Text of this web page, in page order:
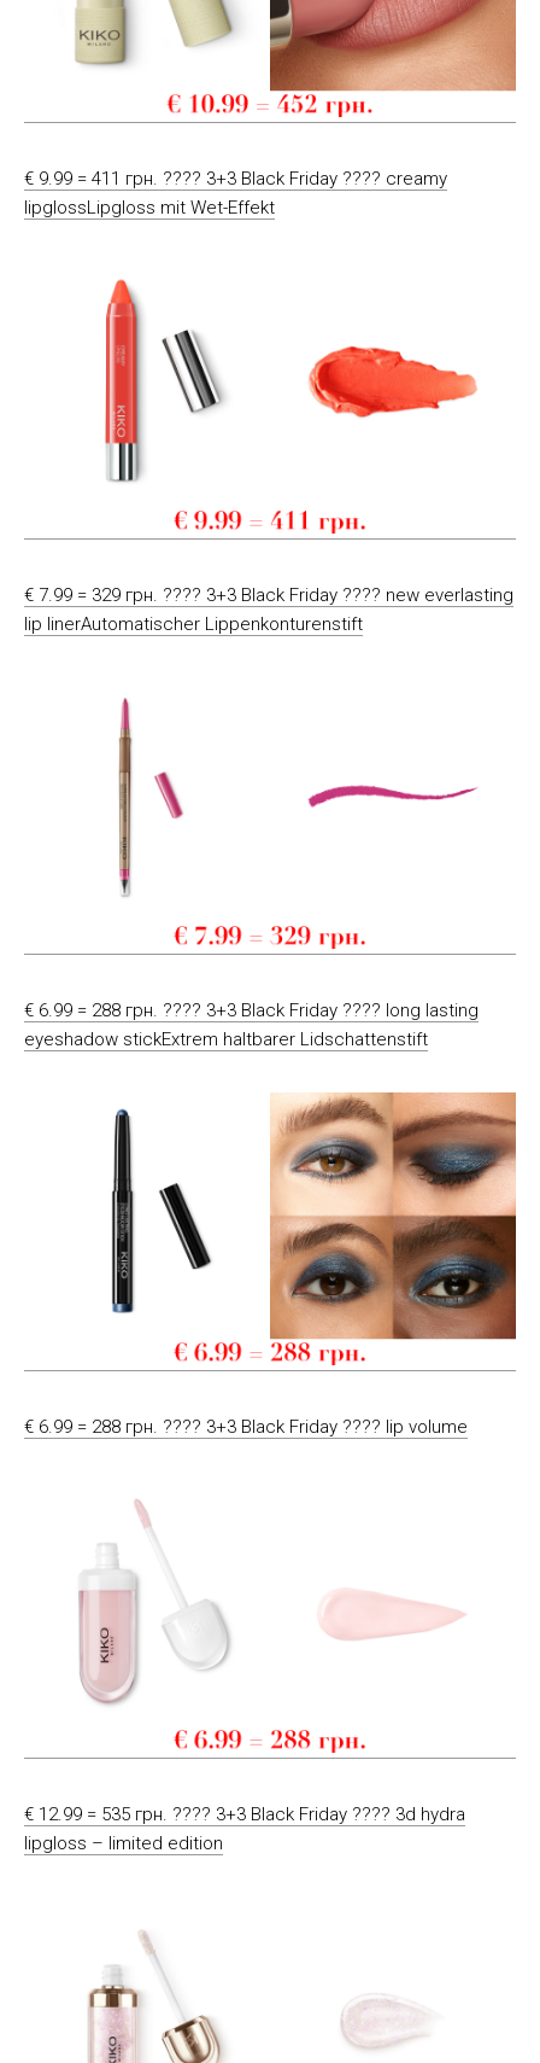
€ 9.99 = 411 грн. ???? 3+3 Black Friday ???? creamy
lipglossLipgloss mit Wet-Effekt
€ 7.99 = 329 грн. ???? 3+3 Black Friday ???? new everlasting
lip linerAutomatischer Lippenkonturenstift
€ 6.99 = 288 грн. ???? 3+3 Black Friday ???? long lasting
eyeshadow stickExtrem haltbarer Lidschattenstift
€ 6.99 = 288 грн. ???? 3+3 Black Friday ???? lip volume
€ 12.99 = 535 грн. ???? 3+3 Black Friday ???? 3d hydra
lipgloss – limited edition